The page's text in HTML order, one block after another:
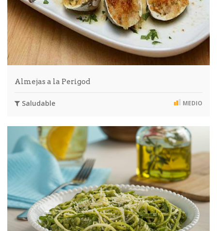
Almejas a la Perigod
Saludable MEDIO